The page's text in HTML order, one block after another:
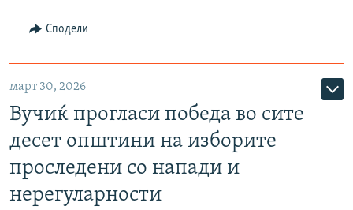
Сподели
март 30, 2026
Вучиќ прогласи победа во сите
десет општини на изборите
проследени со напади и
нерегуларности